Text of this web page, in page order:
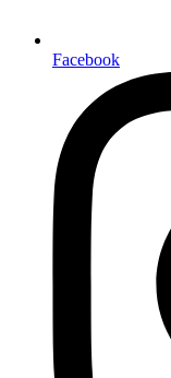
Facebook